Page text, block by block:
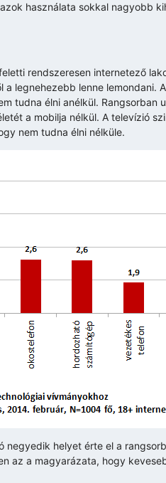
használata sokkal nagyobb
rendszeresen internetező
legnehezebb lenne
tudna élni anélkül.
a mobilja nélkül. A televízió
nem tudna élni nélküle.
helyet érte el a
az a magyarázata, hogy